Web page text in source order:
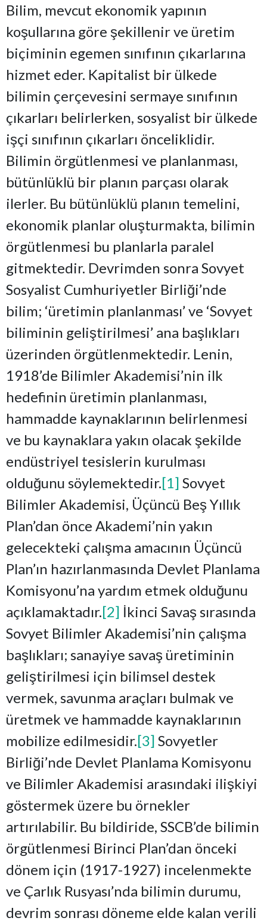
Bilim, mevcut ekonomik yapının
koşullarına göre şekillenir ve üretim
biçiminin egemen sınıfının çıkarlarına
hizmet eder. Kapitalist bir ülkede
bilimin çerçevesini sermaye sınıfının
çıkarları belirlerken, sosyalist bir ülkede
işçi sınıfının çıkarları önceliklidir.
Bilimin örgütlenmesi ve planlanması,
bütünlüklü bir planın parçası olarak
ilerler. Bu bütünlüklü planın temelini,
ekonomik planlar oluşturmakta, bilimin
örgütlenmesi bu planlarla paralel
gitmektedir. Devrimden sonra Sovyet
Sosyalist Cumhuriyetler Birliği’nde
bilim; ‘üretimin planlanması’ ve ‘Sovyet
biliminin geliştirilmesi’ ana başlıkları
üzerinden örgütlenmektedir. Lenin,
1918’de Bilimler Akademisi’nin ilk
hedefinin üretimin planlanması,
hammadde kaynaklarının belirlenmesi
ve bu kaynaklara yakın olacak şekilde
endüstriyel tesislerin kurulması
olduğunu söylemektedir.[1] Sovyet
Bilimler Akademisi, Üçüncü Beş Yıllık
Plan’dan önce Akademi’nin yakın
gelecekteki çalışma amacının Üçüncü
Plan’ın hazırlanmasında Devlet Planlama
Komisyonu’na yardım etmek olduğunu
açıklamaktadır.[2] İkinci Savaş sırasında
Sovyet Bilimler Akademisi’nin çalışma
başlıkları; sanayiye savaş üretiminin
geliştirilmesi için bilimsel destek
vermek, savunma araçları bulmak ve
üretmek ve hammadde kaynaklarının
mobilize edilmesidir.[3] Sovyetler
Birliği’nde Devlet Planlama Komisyonu
ve Bilimler Akademisi arasındaki ilişkiyi
göstermek üzere bu örnekler
artırılabilir. Bu bildiride, SSCB’de bilimin
örgütlenmesi Birinci Plan’dan önceki
dönem için (1917-1927) incelenmekte
ve Çarlık Rusyası’nda bilimin durumu,
devrim sonrası döneme elde kalan verili